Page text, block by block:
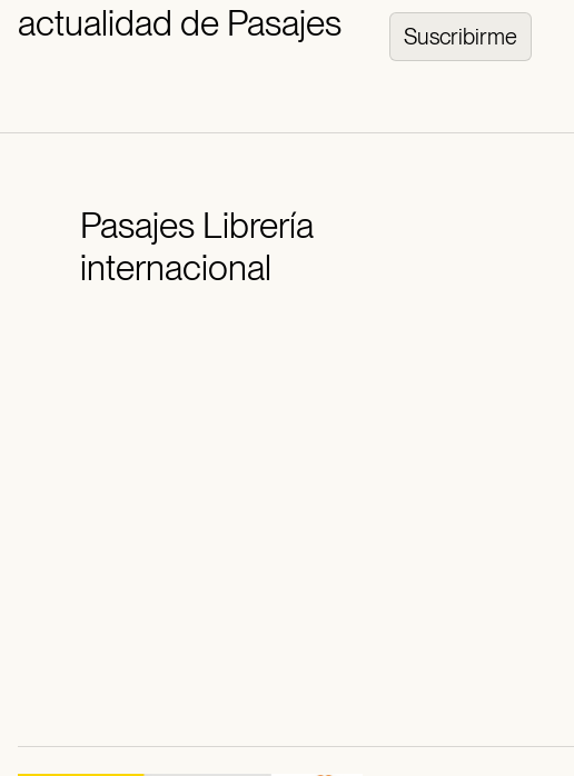
actualidad de Pasajes
Suscribirme
PasajesLibrería
internacional